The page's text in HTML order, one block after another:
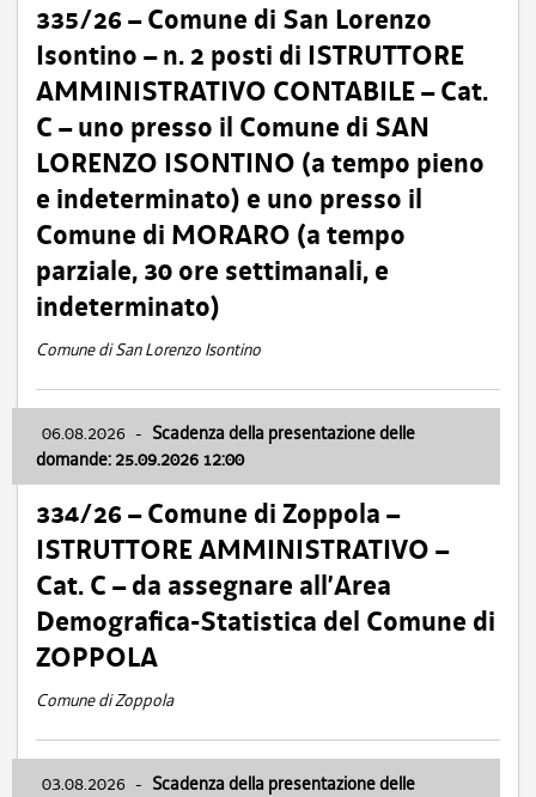
335/26 – Comune di San Lorenzo
Isontino – n. 2 posti di ISTRUTTORE
AMMINISTRATIVO CONTABILE – Cat.
C – uno presso il Comune di SAN
LORENZO ISONTINO (a tempo pieno
e indeterminato) e uno presso il
Comune di MORARO (a tempo
parziale, 30 ore settimanali, e
indeterminato)
Comune di San Lorenzo Isontino
06.08.2026 - Scadenza della presentazione delle
domande: 25.09.2026 12:00
334/26 – Comune di Zoppola –
ISTRUTTORE AMMINISTRATIVO –
Cat. C – da assegnare all’Area
Demografica-Statistica del Comune di
ZOPPOLA
Comune di Zoppola
03.08.2026 - Scadenza della presentazione delle